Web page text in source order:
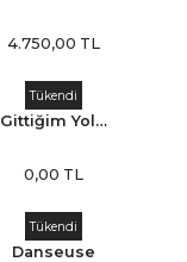
4.750,00 TL
Tükendi
Gittiğim Yol…
0,00 TL
Tükendi
Danseuse